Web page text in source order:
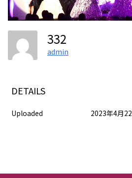
332
admin
DETAILS
Uploaded 2023年4月